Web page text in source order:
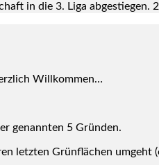
in die 3. Liga abge­stie­gen.
Will­kom­men…
genann­ten 5 Grün­den.
letz­ten Grün­flä­chen